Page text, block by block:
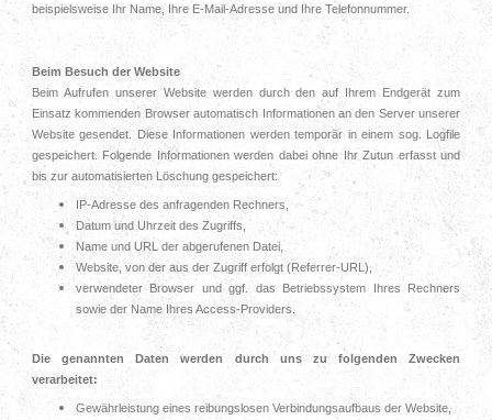
beispielsweise Ihr Name, Ihre E-Mail-Adresse und Ihre Telefonnummer.
Beim Besuch der Website
Beim Aufrufen unserer Website werden durch den auf Ihrem Endgerät zum
Einsatz kommenden Browser automatisch Informationen an den Server unserer
Website gesendet. Diese Informationen werden temporär in einem sog. Logfile
gespeichert. Folgende Informationen werden dabei ohne Ihr Zutun erfasst und
bis zur automatisierten Löschung gespeichert:
IP-Adresse des anfragenden Rechners,
Datum und Uhrzeit des Zugriffs,
Name und URL der abgerufenen Datei,
Website, von der aus der Zugriff erfolgt (Referrer-URL),
verwendeter Browser und ggf. das Betriebssystem Ihres Rechners
sowie der Name Ihres Access-Providers.
Die genannten Daten werden durch uns zu folgenden Zwecken
verarbeitet:
Gewährleistung eines reibungslosen Verbindungsaufbaus der Website,